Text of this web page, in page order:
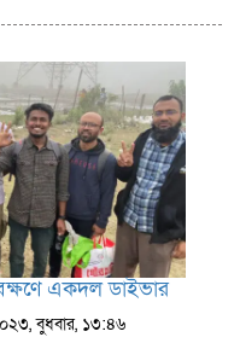
একদল ডাইভার
বুধবার, ১৩:৪৬